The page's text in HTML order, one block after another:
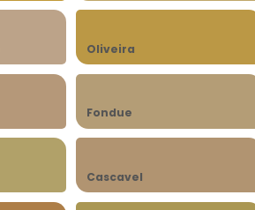
Oliveira
Fondue
Cascavel